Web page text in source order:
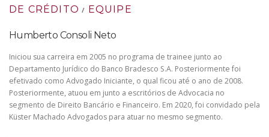
DE CRÉDITO / EQUIPE
Humberto Consoli Neto
Iniciou sua carreira em 2005 no programa de trainee junto ao
Departamento Jurídico do Banco Bradesco S.A. Posteriormente foi
efetivado como Advogado Iniciante, o qual ficou até o ano de 2008.
Posteriormente, atuou em junto a escritórios de Advocacia no
segmento de Direito Bancário e Financeiro. Em 2020, foi convidado pela
Küster Machado Advogados para atuar no mesmo segmento.